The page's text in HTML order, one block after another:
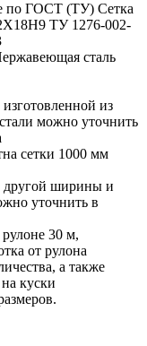
по ГОСТ (ТУ) Сетка
ТУ 1276-002-
сталь
из
можно уточнить
сетки 1000 мм
другой ширины и
уточнить в
30 м,
от рулона
а также
куски